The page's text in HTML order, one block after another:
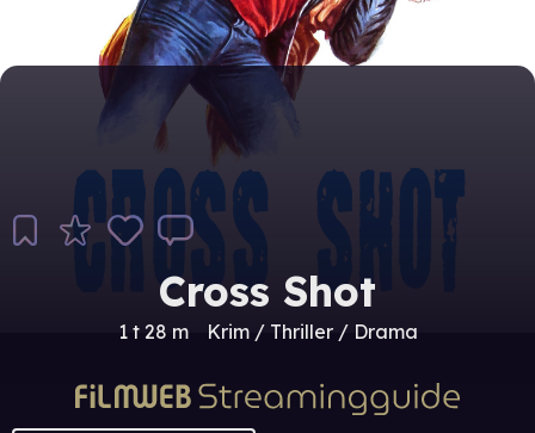
Cross Shot
1 t 28 m Krim / Thriller / Drama